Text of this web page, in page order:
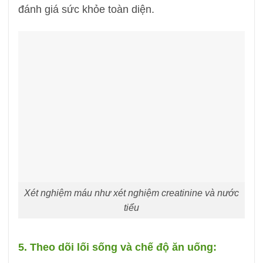
đánh giá sức khỏe toàn diện.
Xét nghiệm máu như xét nghiệm creatinine và nước
tiểu
5. Theo dõi lối sống và chế độ ăn uống: